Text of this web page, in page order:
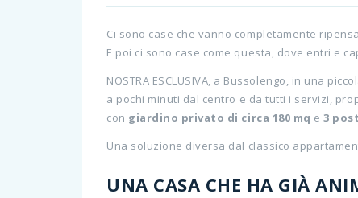
Ci sono case che vanno completamente
E poi ci sono case come questa, dove entri e
NOSTRA ESCLUSIVA, a Bussolengo, in una
a pochi minuti dal centro e da tutti i servizi,
con giardino privato di circa 180 mq e3
Una soluzione diversa dal classico
UNA CASA CHE HA GIÀ